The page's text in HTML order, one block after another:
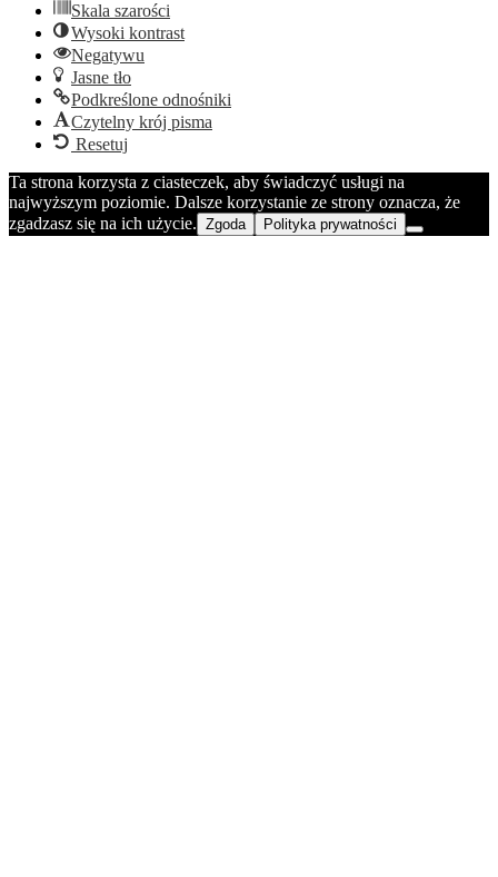
Skala szarości
Wysoki kontrast
Negatywu
Jasne tło
Podkreślone odnośniki
Czytelny krój pisma
Resetuj
Ta strona korzysta z ciasteczek, aby świadczyć usługi na
najwyższym poziomie. Dalsze korzystanie ze strony oznacza, że
zgadzasz się na ich użycie. Zgoda Polityka prywatności